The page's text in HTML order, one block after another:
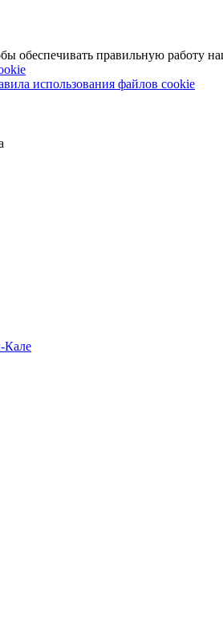
обеспечивать правильную работу
использования файлов cookie
Кале